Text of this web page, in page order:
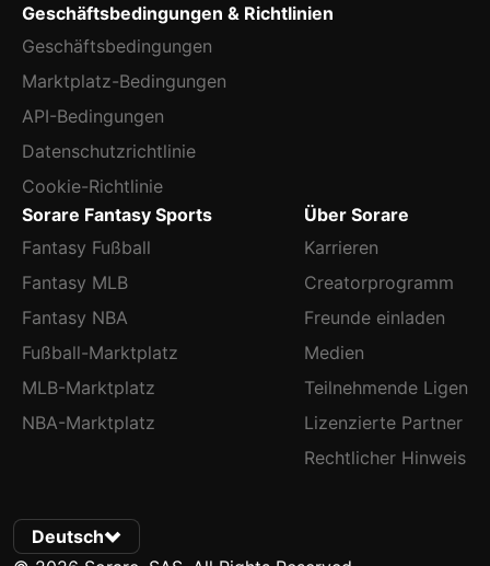
Geschäftsbedingungen & Richtlinien
Geschäftsbedingungen
Marktplatz-Bedingungen
API-Bedingungen
Datenschutzrichtlinie
Cookie-Richtlinie
Sorare Fantasy Sports
Fantasy Fußball
Fantasy MLB
Fantasy NBA
Fußball-Marktplatz
MLB-Marktplatz
NBA-Marktplatz
Über Sorare
Karrieren
Creatorprogramm
Freunde einladen
Medien
Teilnehmende Ligen
Lizenzierte Partner
Rechtlicher Hinweis
Deutsch